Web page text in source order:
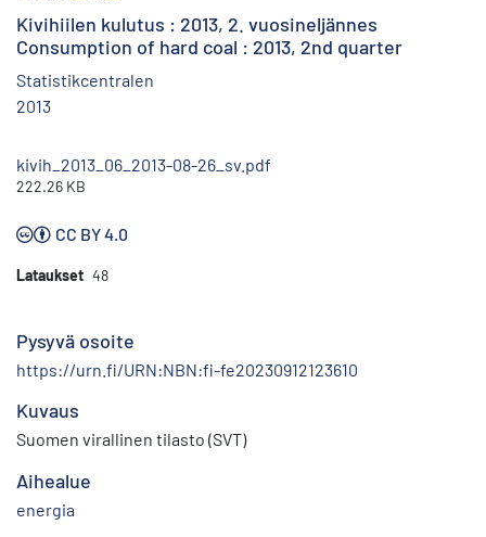
Kivihiilen kulutus : 2013, 2. vuosineljännes
Consumption of hard coal : 2013, 2nd quarter
Statistikcentralen
2013
kivih_2013_06_2013-08-26_sv.pdf
222.26 KB
CC BY 4.0
Lataukset 48
Pysyvä osoite
https://urn.fi/URN:NBN:fi-fe20230912123610
Kuvaus
Suomen virallinen tilasto (SVT)
Aihealue
energia